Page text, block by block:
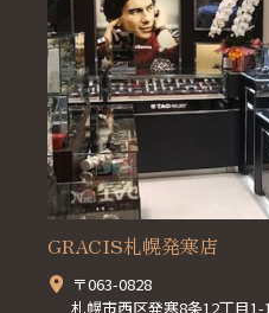
GRACIS札幌発寒店
〒063-0828
札幌市西区発寒8条12丁目